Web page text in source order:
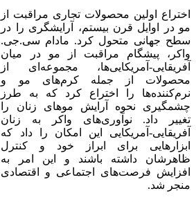
اختراع اولین محصولات تجاری مراقبت از
مو در اوایل قرن بیستم، آرایشگری را در
سطح جهانی متحول کرد. مادام سی.جی.
واکر، پیشگام مراقبت از مو در میان
آفریقایی-آمریکایی‌ها، مجموعه‌ای از
محصولات از جمله کرم‌های مو و
نرم‌کننده‌ها را اختراع کرد که به طرز
چشمگیری نحوه آرایش موهای زنان را
تغییر داد. نوآوری‌های واکر به زنان
آفریقایی-آمریکایی این امکان را داد که
ابزارهایی برای ابراز خود و کنترل
ظاهرشان داشته باشند و این امر به
افزایش فرصت‌های اجتماعی و اقتصادی
منجر شد.